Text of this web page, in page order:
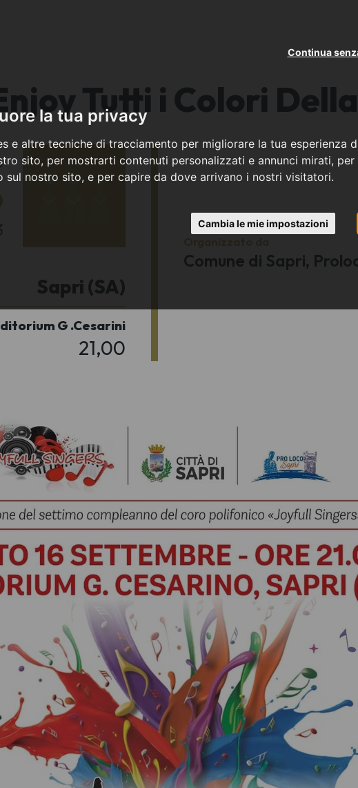
la tua privacy
e altre tecniche di tracciamento per migliorare la tua esperienza
sito, per mostrarti contenuti personalizzati e annunci mirati, per
sul nostro sito, e per capire da dove arrivano i nostri visitatori.
Continua
Cambia le mie impostazioni
Tutti i Colori
Sapri (SA)
G .Cesarini
21,00
Comune di Sapri,